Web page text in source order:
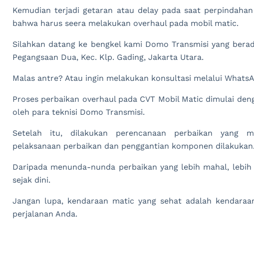
Kemudian terjadi getaran atau delay pada saat
bahwa harus seera melakukan overhaul pada mobil matic.
Silahkan datang ke bengkel kami Domo Transmisi yang
Pegangsaan Dua, Kec. Klp. Gading, Jakarta Utara.
Malas antre? Atau ingin melakukan konsultasi melalui
Proses perbaikan overhaul pada CVT Mobil Matic dimulai
oleh para teknisi Domo Transmisi.
Setelah itu, dilakukan perencanaan perbaikan yang
pelaksanaan perbaikan dan penggantian komponen dilakukan.
Daripada menunda-nunda perbaikan yang lebih mahal,
sejak dini.
Jangan lupa, kendaraan matic yang sehat adalah
perjalanan Anda.